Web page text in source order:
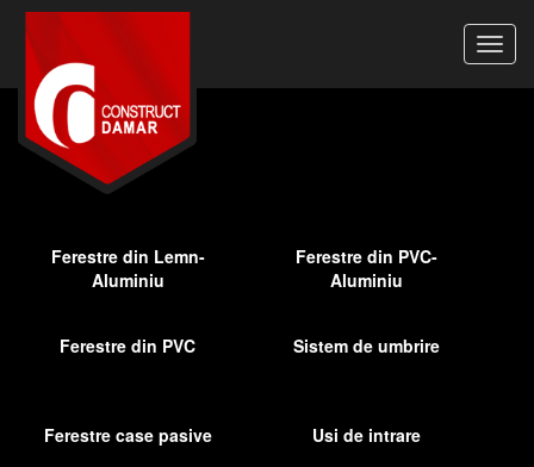
Ferestre din Lemn-
Aluminiu
Ferestre din PVC-
Aluminiu
Ferestre din PVC Sistem de umbrire
Ferestre case pasive Usi de intrare